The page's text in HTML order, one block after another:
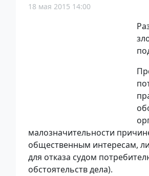
18 мая 2015 14:00
малозначительности
общественным интересам,
для отказа судом
обстоятельств дела).